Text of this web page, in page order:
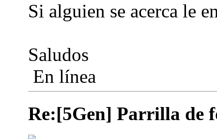
Si alguien se acerca le
Saludos
En línea
Re:[5Gen] Parrilla de